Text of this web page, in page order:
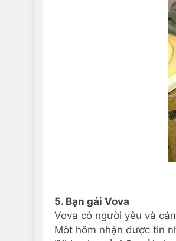
5. Bạn gái Vova
Vova có người yêu và
Môt hôm nhận được tin